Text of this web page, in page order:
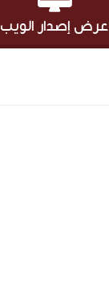
عرض إصدار الويب